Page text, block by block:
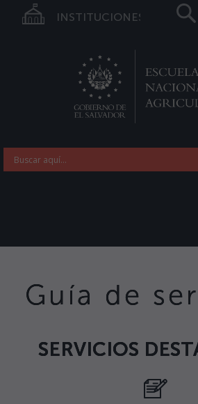
INSTITUCIONES
Guía de
SERVICIOS